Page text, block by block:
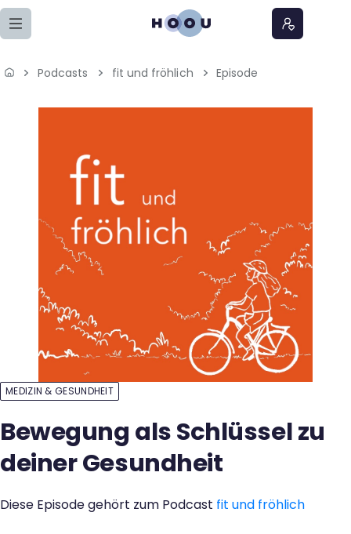
Zum Seiteninhalt springen
Home
Podcasts
Meine Lernangebote
News
Über uns
Kontakt
Podcasts fit und fröhlich Episode
MEDIZIN & GESUNDHEIT
Bewegung als Schlüssel zu
deiner Gesundheit
Diese Episode gehört zum Podcast fit und fröhlich